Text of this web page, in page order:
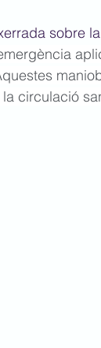
sobre la
circulació